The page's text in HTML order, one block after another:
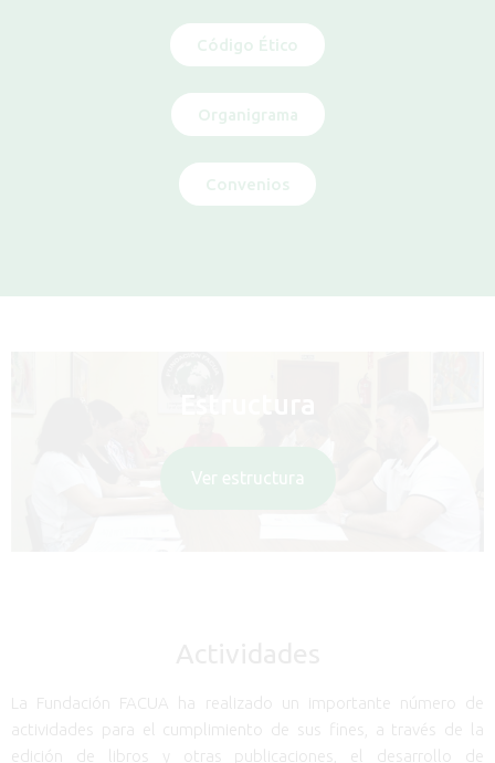
Código Ético
Organigrama
Convenios
Ver estructura
La Fundación FACUA ha realizado un importante número de
actividades para el cumplimiento de sus fines, a través de la
edición de libros y otras publicaciones, el desarrollo de